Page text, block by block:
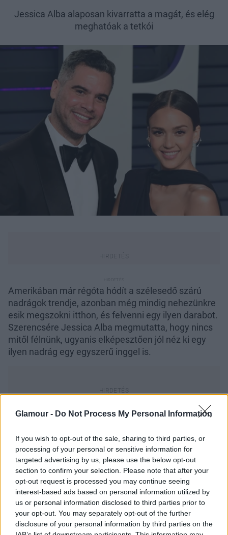
Glamour - Do Not Process My Personal Information
If you wish to opt-out of the sale, sharing to third parties, or
processing of your personal or sensitive information for
targeted advertising by us, please use the below opt-out
section to confirm your selection. Please note that after your
opt-out request is processed you may continue seeing
interest-based ads based on personal information utilized by
us or personal information disclosed to third parties prior to
your opt-out. You may separately opt-out of the further
disclosure of your personal information by third parties on the
Jessica Alba alaposan kivarratta a magát, és elég
meghatóak a tetkói
Amerikában már régóta hódít a szélesedő szárú
nadrágok trendje, azonban még mindig nehezünkre
esik megszokni itthon, és felvenni egy ilyen darabot.
Szerencsére Jessica Alba megmutatta, hogy nincs
mitől félnünk, ugyanis elképesztően jól néz ki egy
ilyen nadrág egy egyszerű inggel is.
Szerintünk nagyon dögös a színésznő ebben a